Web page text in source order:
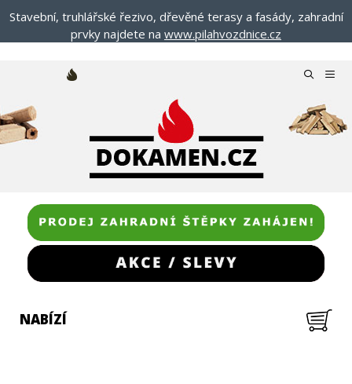
naStavební, truhlářské řezivo, dřevěné terasy a fasády, zahradní
prvky najdete na www.pilahvozdnice.cz
Menu
NABÍZÍ